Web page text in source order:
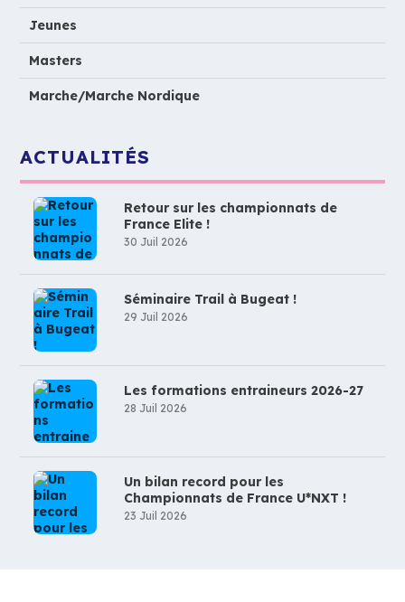
Jeunes
Masters
Marche/Marche Nordique
ACTUALITÉS
Retour sur les championnats de
France Elite !
30 Juil 2026
Séminaire Trail à Bugeat !
29 Juil 2026
Les formations entraineurs 2026-27
28 Juil 2026
Un bilan record pour les
Championnats de France U*NXT !
23 Juil 2026